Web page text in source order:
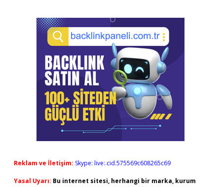
Reklam ve İletişim: Skype: live:.cid.575569c608265c69
Yasal Uyarı: Bu internet sitesi, herhangi bir marka, kurum